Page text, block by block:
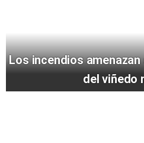
Los incendios
del viñedo